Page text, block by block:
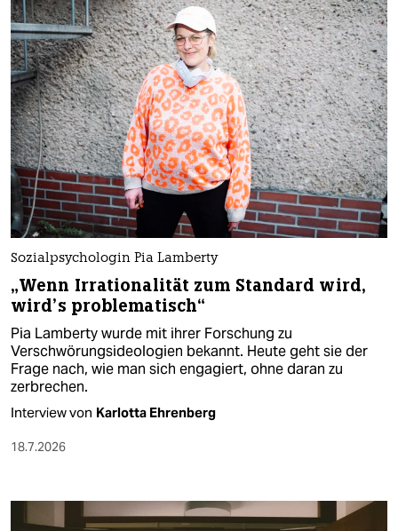
Sozialpsychologin Pia Lamberty
„Wenn Irrationalität zum Standard wird,
wird’s problematisch“
Pia Lamberty wurde mit ihrer Forschung zu
Verschwörungsideologien bekannt. Heute geht sie der
Frage nach, wie man sich engagiert, ohne daran zu
zerbrechen.
Interview von Karlotta Ehrenberg
18.7.2026